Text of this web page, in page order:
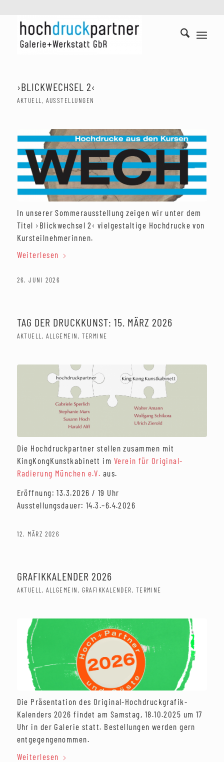
›BLICKWECHSEL 2‹
AKTUELL , AUSSTELLUNGEN
In unserer Sommerausstellung zeigen wir unter dem
Titel ›Blickwechsel 2‹ vielgestaltige Hochdrucke von
Kursteilnehmerinnen.
Weiterlesen
26. JUNI 2026
TAG DER DRUCKKUNST: 15. MÄRZ 2026
AKTUELL , ALLGEMEIN , TERMINE
Die Hochdruckpartner stellen zusammen mit
KingKongKunstkabinett im Verein für Original-
Radierung München e.V. aus.
Eröffnung: 13.3.2026 / 19 Uhr
Ausstellungsdauer: 14.3.–6.4.2026
12. MÄRZ 2026
GRAFIKKALENDER 2026
AKTUELL , ALLGEMEIN , GRAFIKKALENDER, TERMINE
Die Präsentation des Original-Hochdruckgrafik-
Kalenders 2026 findet am Samstag, 18.10.2025 um 17
Uhr in der Galerie statt. Bestellungen werden gern
entgegengenommen.
Weiterlesen